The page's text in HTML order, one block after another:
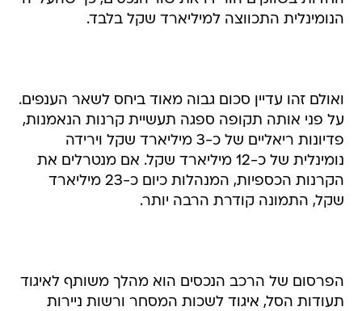
פדיונות ריאליים של כ-3 מיליארד שקל וירידה
נומינלית של כ-12 מיליארד שקל. אם מנטרלים את
הקרנות הכספיות, המנהלות כיום כ-23 מיליארד
שקל, התמונה קודרת הרבה יותר.
ערך, ומצטרף למהלכים נוספים שתואמו בין האיגוד
לרשות בחודשים האחרונים, מהלכים אלה כללו